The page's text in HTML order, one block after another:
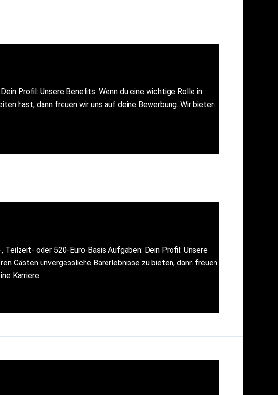
Profil: Unsere Benefits: Wenn du eine wichtige Rolle in
hast, dann freuen wir uns auf deine Bewerbung. Wir bieten
oder 520-Euro-Basis Aufgaben: Dein Profil: Unsere
Gästen unvergessliche Barerlebnisse zu bieten, dann freuen
Karriere